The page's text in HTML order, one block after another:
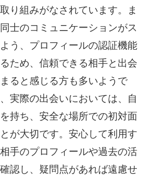
り組みがなされています。ま
士のコミュニケーションがス
う、プロフィールの認証機能
ため、信頼できる相手と出会
ると感じる方も多いようで
実際の出会いにおいては、自
持ち、安全な場所での初対面
が大切です。安心して利用す
手のプロフィールや過去の活
認し、疑問点があれば遠慮せ